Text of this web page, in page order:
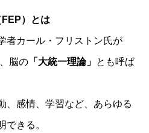
FEP）とは
者カール・フリストン氏が
脳の「大統一理論」 とも呼ば
、感情、学習など、あらゆる
できる。